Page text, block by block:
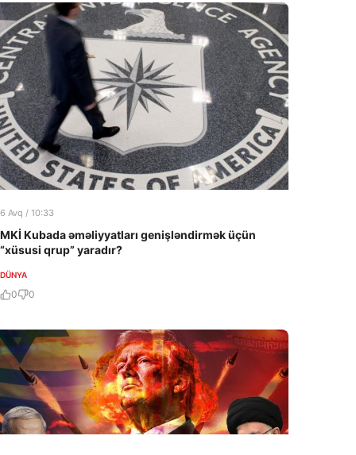
6 Avq / 10:33
MKİ Kubada əməliyyatları genişləndirmək üçün
“xüsusi qrup” yaradır?
DÜNYA
0 0